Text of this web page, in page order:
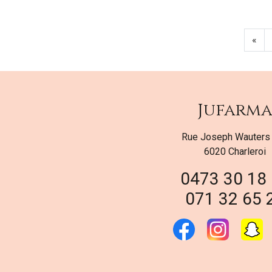
«
Jufarma
Rue Joseph
6020 Charleroi
0473 30 18
071 32 65